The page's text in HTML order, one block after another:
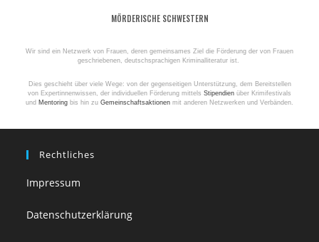
MÖRDERISCHE SCHWESTERN
Wir sind ein Netzwerk von Frauen, deren gemeinsames Ziel die Förderung der von Frauen
geschriebenen, deutschsprachigen Kriminalliteratur ist.
Dies geschieht über viele Wege: von der gegenseitigen Unterstützung, dem Bereitstellen
von Expertinnenwissen, der individuellen Förderung mittels Stipendien über Krimifestivals
und Mentoring bis hin zu Gemeinschaftsaktionen mit anderen Netzwerken und Verbänden.
Rechtliches
Impressum
Datenschutzerklärung